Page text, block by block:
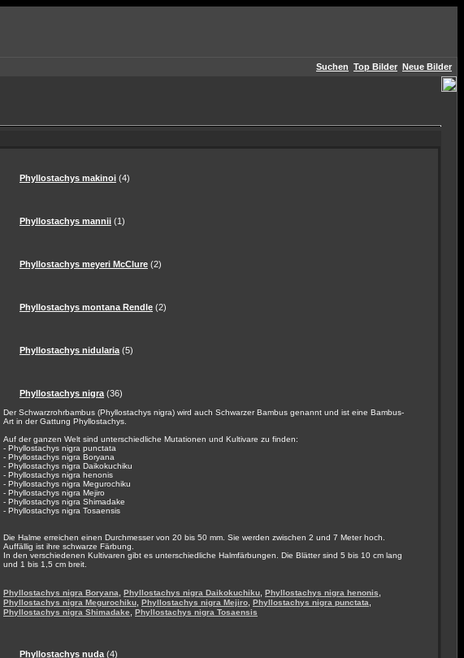
Suchen Top Bilder Neue Bilder
Phyllostachys makinoi (4)
Phyllostachys mannii (1)
Phyllostachys meyeri McClure (2)
Phyllostachys montana Rendle (2)
Phyllostachys nidularia (5)
Phyllostachys nigra (36)
Der Schwarzrohrbambus (Phyllostachys nigra) wird auch Schwarzer Bambus genannt und ist eine Bambus-
Art in der Gattung Phyllostachys.
Auf der ganzen Welt sind unterschiedliche Mutationen und Kultivare zu finden:
- Phyllostachys nigra punctata
- Phyllostachys nigra Boryana
- Phyllostachys nigra Daikokuchiku
- Phyllostachys nigra henonis
- Phyllostachys nigra Megurochiku
- Phyllostachys nigra Mejiro
- Phyllostachys nigra Shimadake
- Phyllostachys nigra Tosaensis
Die Halme erreichen einen Durchmesser von 20 bis 50 mm. Sie werden zwischen 2 und 7 Meter hoch.
Auffällig ist ihre schwarze Färbung.
In den verschiedenen Kultivaren gibt es unterschiedliche Halmfärbungen. Die Blätter sind 5 bis 10 cm lang
und 1 bis 1,5 cm breit.
Phyllostachys nigra Boryana Phyllostachys nigra Daikokuchiku Phyllostachys nigra henonis
Phyllostachys nigra Megurochiku Phyllostachys nigra Mejiro Phyllostachys nigra punctata
Phyllostachys nigra Shimadake Phyllostachys nigra Tosaensis
Phyllostachys nuda (4)